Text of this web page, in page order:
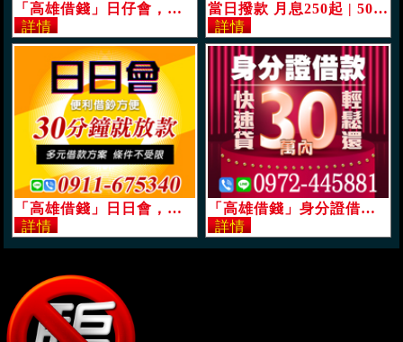
「高雄借錢」日仔會，小額借款，不限行業好商量，即時借任意還，學生軍公教優惠專案，無工作可借讓我幫助你「即樂貸」 當日撥款 月息250起 | 50萬內 有工作免押證免保人「即樂貸」
「高雄借錢」日日會，便利借鈔方便，30分鐘就放款，多元借款方案條件不受限「即樂貸」 「高雄借錢」身分證借款，30萬內，快速貸，輕鬆還「即樂貸」